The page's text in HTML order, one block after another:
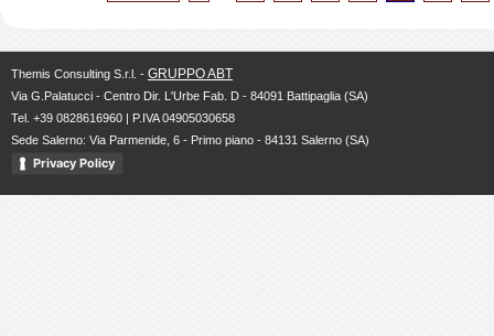
Themis Consulting S.r.l. - GRUPPO ABT
Via G.Palatucci - Centro Dir. L'Urbe Fab. D - 84091 Battipaglia (SA)
Tel. +39 0828616960 | P.IVA 04905030658
Sede Salerno: Via Parmenide, 6 - Primo piano - 84131 Salerno (SA)
Privacy Policy